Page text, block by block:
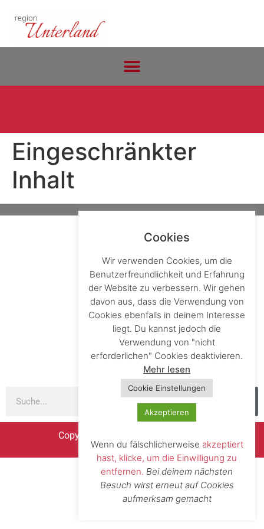
Eingeschränkter
Inhalt
Anmelden
Datenschutzerklärung
Impressum
Firmenverzeichnis
Copyright © Region Unterland 2020
Cookies
Wir verwenden Cookies, um die
Benutzerfreundlichkeit und Erfahrung
der Website zu verbessern. Wir gehen
davon aus, dass die Verwendung von
Cookies ebenfalls in deinem Interesse
liegt. Du kannst jedoch die
Verwendung von "nicht
erforderlichen" Cookies deaktivieren.
Mehr lesen
Cookie Einstellungen
Akzeptieren
Wenn du fälschlicherweise akzeptiert
hast, klicke, um die Einwilligung zu
entfernen. Bei deinem nächsten
Besuch wirst erneut auf Cookies
aufmerksam gemacht